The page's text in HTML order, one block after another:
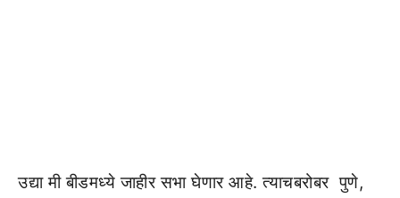
उद्या मी बीडमध्ये जाहीर सभा घेणार आहे. त्याचबरोबर पुणे,